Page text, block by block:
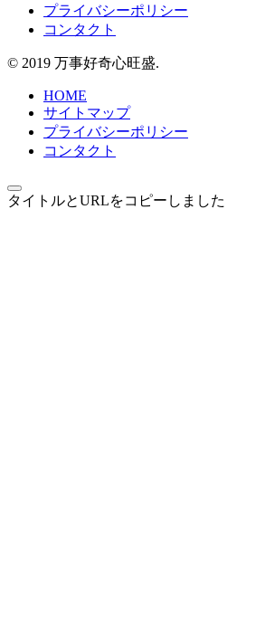
プライバシーポリシー
コンタクト
© 2019 万事好奇心旺盛.
HOME
サイトマップ
プライバシーポリシー
コンタクト
タイトルとURLをコピーしました